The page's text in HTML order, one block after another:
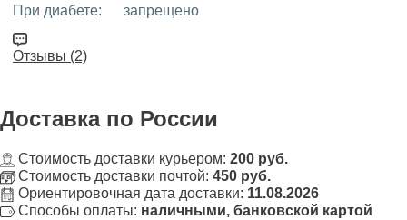
При диабете: запрещено
Отзывы (2)
Доставка по России
Стоимость доставки курьером: 200 руб.
Стоимость доставки почтой: 450 руб.
Ориентировочная дата доставки: 11.08.2026
Способы оплаты: наличными, банковской картой